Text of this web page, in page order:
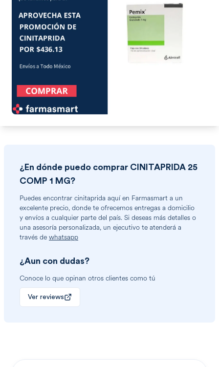
Cargando comentarios...
¿En dónde puedo comprar CINITAPRIDA 25
COMP 1 MG?
Puedes encontrar cinitaprida aquí en Farmasmart a un
excelente precio, donde te ofrecemos entregas a domicilio
y envíos a cualquier parte del país. Si deseas más detalles o
una asesoría personalizada, un ejecutivo te atenderá a
través de whatsapp
¿Aun con dudas?
Conoce lo que opinan otros clientes como tú
Ver reviews